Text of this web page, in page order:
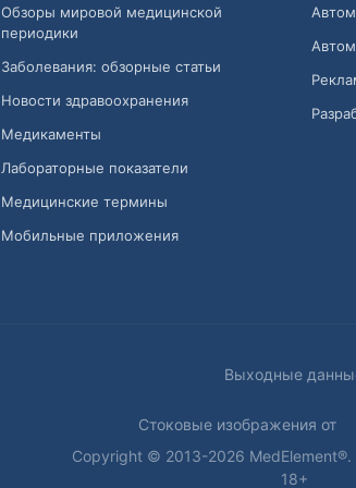
Обзоры мировой медицинской
периодики
Заболевания: обзорные статьи
Новости здравоохранения
Медикаменты
Лабораторные показатели
Медицинские термины
Мобильные приложения
Выходные
Стоковые изображения от
Copyright © 2013-2026
18+